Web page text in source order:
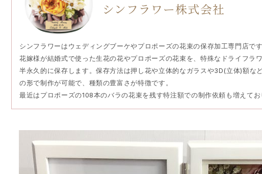
シンフラワー株式会社
シンフラワーはウェディングブーケやプロポーズの花束の保存加工専門店です
花嫁様が結婚式で使った生花の花やプロポーズの花束を、特殊なドライフラ
半永久的に保存します。保存方法は押し花や立体的なガラスや3D(立体)額な
の形で制作が可能で、種類の豊富さが特徴です。
最近はプロポーズの108本のバラの花束を残す特注額での制作依頼も増えてお